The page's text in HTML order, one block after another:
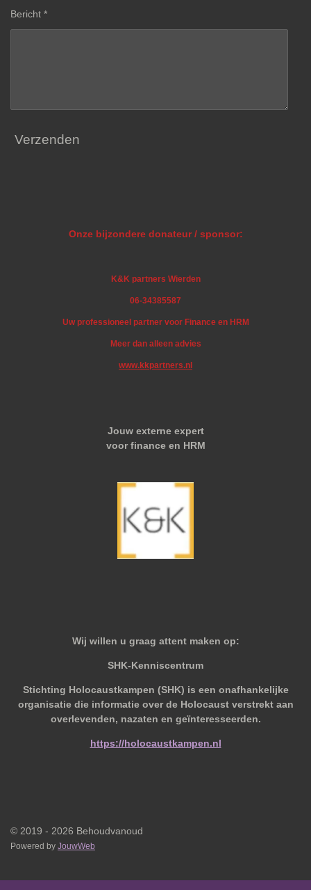
Bericht *
Verzenden
Onze bijzondere donateur / sponsor:
K&K partners Wierden
06-34385587
Uw professioneel partner voor Finance en HRM
Meer dan alleen advies
www.kkpartners.nl
Jouw externe expert
voor finance en HRM
Wij willen u graag attent maken op:
SHK-Kenniscentrum
Stichting Holocaustkampen (SHK) is een onafhankelijke
organisatie die informatie over de Holocaust verstrekt aan
overlevenden, nazaten en geïnteresseerden.
https://holocaustkampen.nl
© 2019 - 2026 Behoudvanoud
Powered by JouwWeb